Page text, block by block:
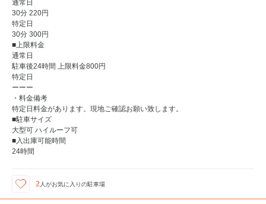
通常日
30分 220円
特定日
30分 300円
■上限料金
通常日
駐車後24時間 上限料金800円
特定日
ーーー
・料金備考
特定日料金があります。現地ご確認お願い致します。
■駐車サイズ
大型可 ハイルーフ可
■入出庫可能時間
24時間
2 人がお気に入りの駐車場